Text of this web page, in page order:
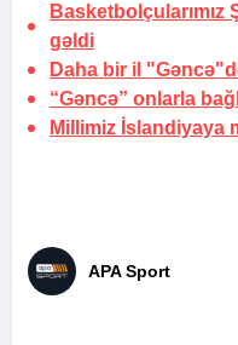
gəldi
Daha bir il
“Gəncə” onlarla
Millimiz İslandiyaya
APA Sport